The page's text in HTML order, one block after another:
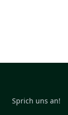
Sprich uns an!